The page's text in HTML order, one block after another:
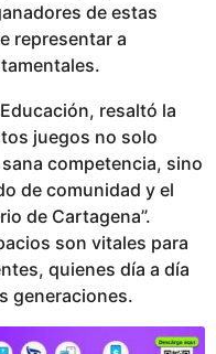
de estas
representar a
resaltó la
juegos no solo
competencia, sino
de comunidad y el
de Cartagena”.
son vitales para
quienes día a día
generaciones.